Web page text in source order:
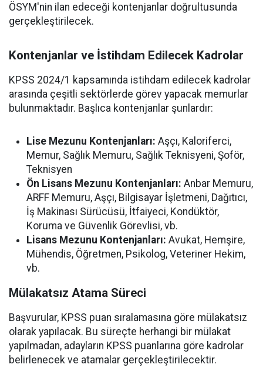
ÖSYM'nin ilan edeceği kontenjanlar doğrultusunda
gerçekleştirilecek.
Kontenjanlar ve İstihdam Edilecek Kadrolar
KPSS 2024/1 kapsamında istihdam edilecek kadrolar
arasında çeşitli sektörlerde görev yapacak memurlar
bulunmaktadır. Başlıca kontenjanlar şunlardır:
Lise Mezunu Kontenjanları: Aşçı, Kaloriferci,
Memur, Sağlık Memuru, Sağlık Teknisyeni, Şoför,
Teknisyen
Ön Lisans Mezunu Kontenjanları: Anbar Memuru,
ARFF Memuru, Aşçı, Bilgisayar İşletmeni, Dağıtıcı,
İş Makinası Sürücüsü, İtfaiyeci, Kondüktör,
Koruma ve Güvenlik Görevlisi, vb.
Lisans Mezunu Kontenjanları: Avukat, Hemşire,
Mühendis, Öğretmen, Psikolog, Veteriner Hekim,
vb.
Mülakatsız Atama Süreci
Başvurular, KPSS puan sıralamasına göre mülakatsız
olarak yapılacak. Bu süreçte herhangi bir mülakat
yapılmadan, adayların KPSS puanlarına göre kadrolar
belirlenecek ve atamalar gerçekleştirilecektir.